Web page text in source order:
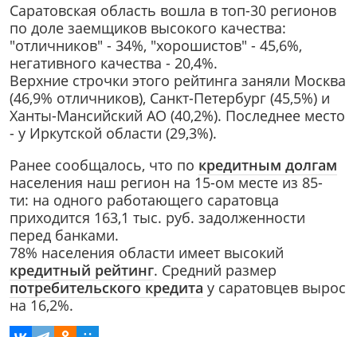
Саратовская область вошла в топ-30 регионов
по доле заемщиков высокого качества:
"отличников" - 34%, "хорошистов" - 45,6%,
негативного качества - 20,4%.
Верхние строчки этого рейтинга заняли Москва
(46,9% отличников), Санкт-Петербург (45,5%) и
Ханты-Мансийский АО (40,2%). Последнее место
- у Иркутской области (29,3%).
Ранее сообщалось, что по кредитным долгам
населения наш регион на 15-ом месте из 85-
ти: на одного работающего саратовца
приходится 163,1 тыс. руб. задолженности
перед банками.
78% населения области имеет высокий
кредитный рейтинг. Средний размер
потребительского кредита у саратовцев вырос
на 16,2%.